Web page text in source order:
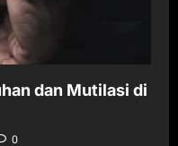
dan Mutilasi di
0